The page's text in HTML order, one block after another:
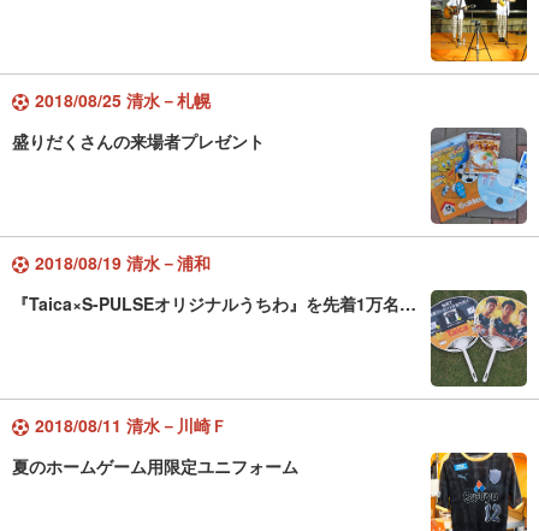
2018/08/25 清水－札幌
盛りだくさんの来場者プレゼント
2018/08/19 清水－浦和
『Taica×S-PULSEオリジナルうちわ』を先着1万名…
2018/08/11 清水－川崎Ｆ
夏のホームゲーム用限定ユニフォーム